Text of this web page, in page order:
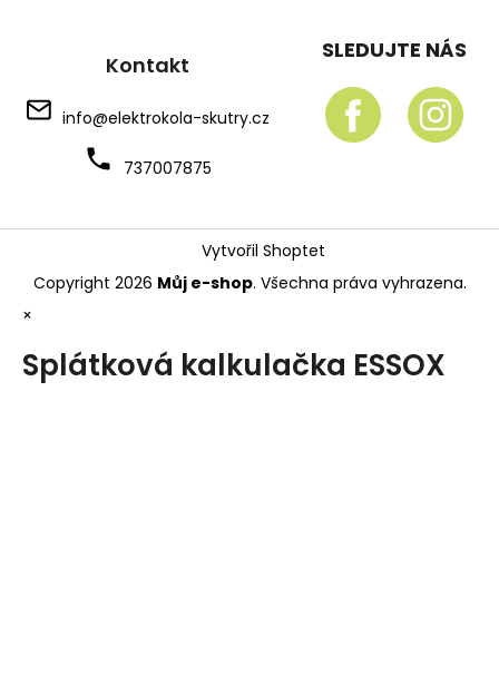
Kontakt
info@elektrokola-skutry.cz
737007875
SLEDUJTE NÁS
Vytvořil Shoptet
Copyright 2026 Můj e-shop. Všechna práva vyhrazena.
×
Splátková kalkulačka ESSOX